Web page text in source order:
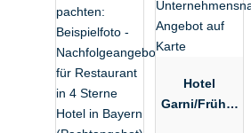
Hotel
Garni/Frühst